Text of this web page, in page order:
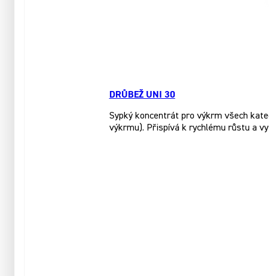
DRŮBEŽ UNI 30
Sypký koncentrát pro výkrm všech
výkrmu). Přispívá k rychlému růstu a